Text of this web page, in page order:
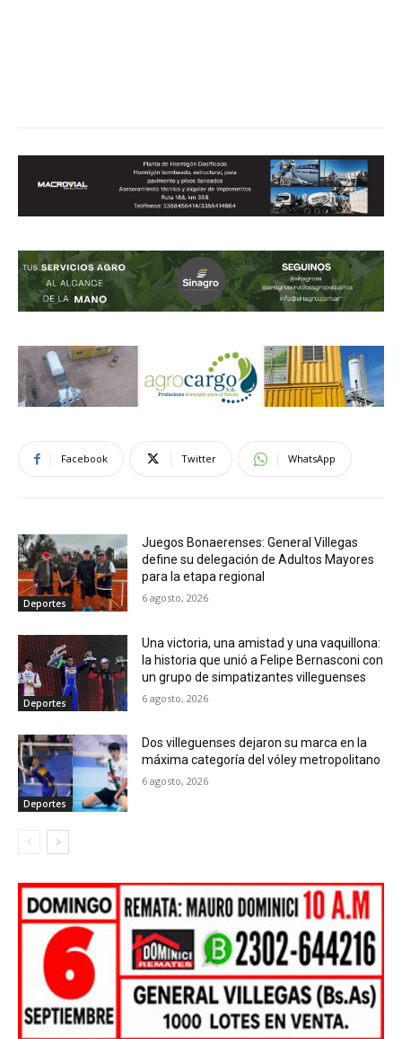
Facebook Twitter WhatsApp
Deportes
Juegos Bonaerenses: General Villegas
define su delegación de Adultos Mayores
para la etapa regional
6 agosto, 2026
Deportes
Una victoria, una amistad y una vaquillona:
la historia que unió a Felipe Bernasconi con
un grupo de simpatizantes villeguenses
6 agosto, 2026
Deportes
Dos villeguenses dejaron su marca en la
máxima categoría del vóley metropolitano
6 agosto, 2026